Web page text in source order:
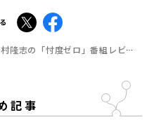
X Facebook
隆志の「忖度ゼロ」番組レビュー
記事